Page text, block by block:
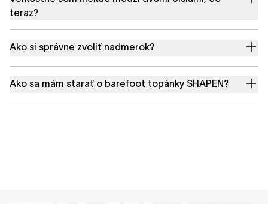
teraz?
Ako si správne zvoliť nadmerok?
Ako sa mám starať o barefoot topánky SHAPEN?